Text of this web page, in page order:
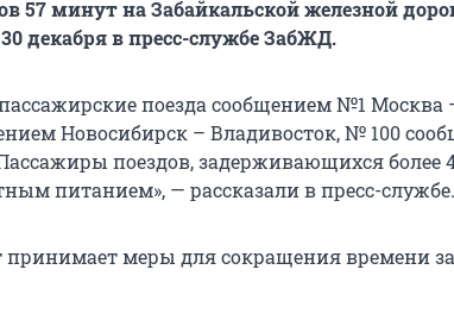
57 минут на Забайкальской железной
декабря в пресс-службе ЗабЖД.
поезда сообщением №1 Москва
Новосибирск – Владивосток, № 100
поездов, задерживающихся более
питанием», — рассказали в пресс-службе.
принимает меры для сокращения времени